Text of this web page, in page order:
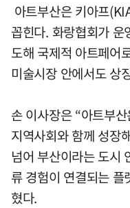
아트부산은 키아프
꼽힌다. 화랑협회가
도해 국제적 아트페어
미술시장 안에서도 상
손 이사장은 “아트부
지역사회와 함께 성장
넘어 부산이라는 도시
류 경험이 연결되는
혔다.